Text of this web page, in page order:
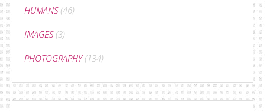
HUMANS(46)
IMAGES(3)
PHOTOGRAPHY(134)